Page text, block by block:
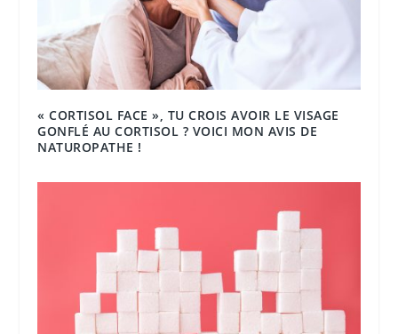
« CORTISOL FACE », TU CROIS AVOIR LE VISAGE
GONFLÉ AU CORTISOL ? VOICI MON AVIS DE
NATUROPATHE !